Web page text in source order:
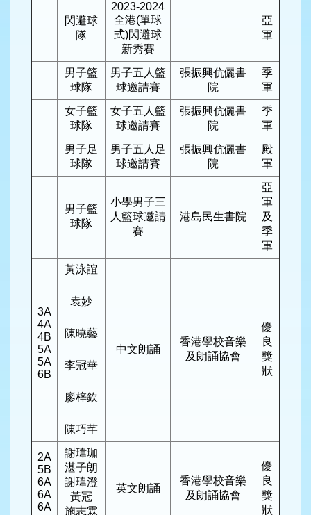
閃避球
隊
2023-2024
全港(單球
式)閃避球
新秀賽
亞
軍
男子籃
球隊
男子五人籃
球邀請賽
張振興伉儷書
院
季
軍
女子籃
球隊
女子五人籃
球邀請賽
張振興伉儷書
院
季
軍
男子足
球隊
男子五人足
球邀請賽
張振興伉儷書
院
殿
軍
男子籃
球隊
小學男子三
人籃球邀請
賽
港島民生書院
亞
軍
及
季
軍
3A
4A
4B
5A
5A
6B
黃泳誼
袁妙
陳曉藝
李冠華
廖梓欽
陳巧芊
中文朗誦
香港學校音樂
及朗誦協會
優
良
獎
狀
2A
5B
6A
6A
6A
謝瑋珈
湛子朗
謝瑋澄
黃冠
施志霖
英文朗誦
香港學校音樂
及朗誦協會
優
良
獎
狀